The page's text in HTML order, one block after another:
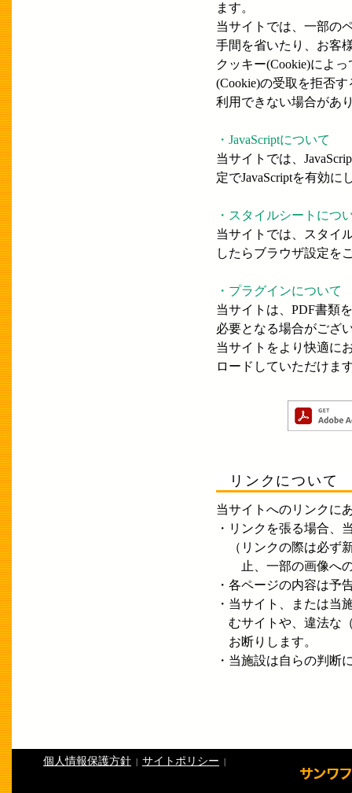
ます。
当サイトでは、一部の
手間を省いたり、お客
クッキー(Cookie)によ
(Cookie)の受取を拒否
利用できない場合があ
・JavaScriptについて
当サイトでは、
定でJavaScriptを有効に
・スタイルシートにつ
当サイトでは、スタイ
したらブラウザ設定を
・プラグインについて
当サイトは、PDF書類
必要となる場合がござ
当サイトをより快適に
ロードしていただけま
リンクについて
当サイトへのリンクに
・リンクを張る場合、
（リンクの際は必ず
止、一部の画像への
・各ページの内容は予
・当サイト、または当
むサイトや、違法な
お断りします。
・当施設は自らの判断
個人情報保護方針 | サイトポリシー |